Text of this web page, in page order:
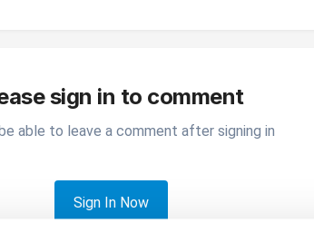
sign in to comment
able to leave a comment after signing in
Sign In Now